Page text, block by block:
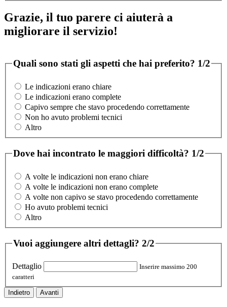
Grazie, il tuo parere ci aiuterà a
migliorare il servizio!
Quali sono stati gli aspetti che hai preferito? 1/2
Le indicazioni erano chiare
Le indicazioni erano complete
Capivo sempre che stavo procedendo correttamente
Non ho avuto problemi tecnici
Altro
Dove hai incontrato le maggiori difficoltà? 1/2
A volte le indicazioni non erano chiare
A volte le indicazioni non erano complete
A volte non capivo se stavo procedendo correttamente
Ho avuto problemi tecnici
Altro
Vuoi aggiungere altri dettagli? 2/2
Dettaglio
Inserire massimo 200
caratteri
Indietro Avanti